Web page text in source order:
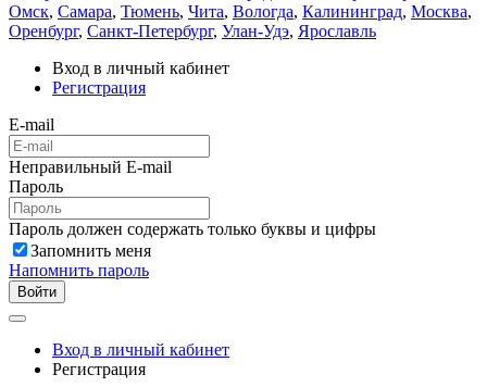
Омск, Самара, Тюмень, Чита, Вологда, Калининград, Москва,
Оренбург, Санкт-Петербург, Улан-Удэ, Ярославль
Вход в личный кабинет
Регистрация
E-mail
Неправильный E-mail
Пароль
Пароль должен содержать только буквы и цифры
Запомнить меня
Напомнить пароль
Войти
Вход в личный кабинет
Регистрация